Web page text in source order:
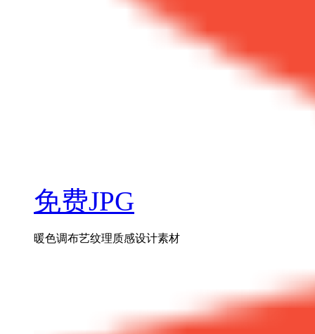
免费JPG
暖色调布艺纹理质感设计素材